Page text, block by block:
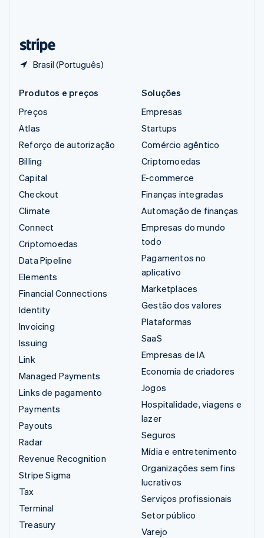
Brasil (Português)
Produtos e preços
Preços
Atlas
Reforço de autorização
Billing
Capital
Checkout
Climate
Connect
Criptomoedas
Data Pipeline
Elements
Financial Connections
Identity
Invoicing
Issuing
Link
Managed Payments
Links de pagamento
Payments
Payouts
Radar
Revenue Recognition
Stripe Sigma
Tax
Terminal
Treasury
Soluções
Empresas
Startups
Comércio agêntico
Criptomoedas
E-commerce
Finanças integradas
Automação de finanças
Empresas do mundo
todo
Pagamentos no
aplicativo
Marketplaces
Gestão dos valores
Plataformas
SaaS
Empresas de IA
Economia de criadores
Jogos
Hospitalidade, viagens e
lazer
Seguros
Mídia e entretenimento
Organizações sem fins
lucrativos
Serviços profissionais
Setor público
Varejo